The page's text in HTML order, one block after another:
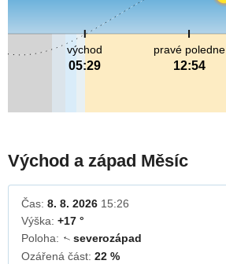
pravé poledne
12:54
východ
05:29
Východ a západ Měsíc
Čas: 8. 8. 2026 15:26
Výška: +17 °
Poloha: ↓severozápad
Ozářená část: 22 %